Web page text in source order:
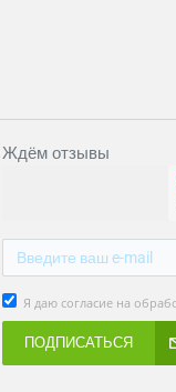
Ждём отзывы
Я даю согласие на
ПОДПИСАТЬСЯ